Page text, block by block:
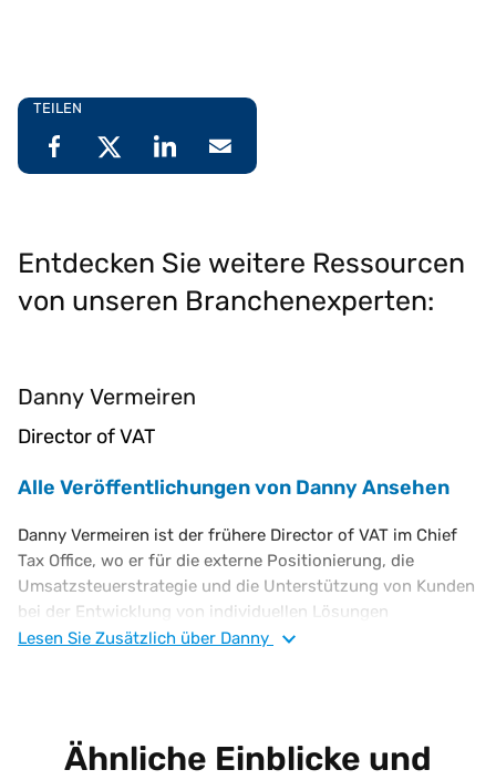
TEILEN
Entdecken Sie weitere Ressourcen
von unseren Branchenexperten:
Danny Vermeiren
Director of VAT
Alle Veröffentlichungen von Danny Ansehen
Danny Vermeiren ist der frühere Director of VAT im Chief
Tax Office, wo er für die externe Positionierung, die
Umsatzsteuerstrategie und die Unterstützung von Kunden
bei der Entwicklung von individuellen Lösungen
verantwortlich war. Danny hat mehr als 20 Jahre
Produktionsunternehmen. Danny ist ein zertifizierter
Anwalt mit einem Postgraduierten-Abschluss in
Lesen Sie Zusätzlich über Danny
Ähnliche Einblicke und